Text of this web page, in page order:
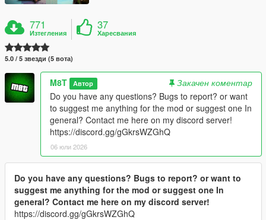
771
Изтегления
37
Харесвания
5.0 / 5 звезди (5 вота)
M8T Автор
Закачен коментар
Do you have any questions? Bugs to report? or want
to suggest me anything for the mod or suggest one In
general? Contact me here on my discord server!
https://discord.gg/gGkrsWZGhQ
06 юли 2026
Do you have any questions? Bugs to report? or want to
suggest me anything for the mod or suggest one In
general? Contact me here on my discord server!
https://discord.gg/gGkrsWZGhQ